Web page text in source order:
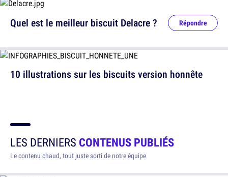
Quel est le meilleur biscuit Delacre ? Répondre
10 illustrations sur les biscuits version honnête
LES DERNIERS CONTENUS PUBLIÉS
Le contenu chaud, tout juste sorti de notre équipe